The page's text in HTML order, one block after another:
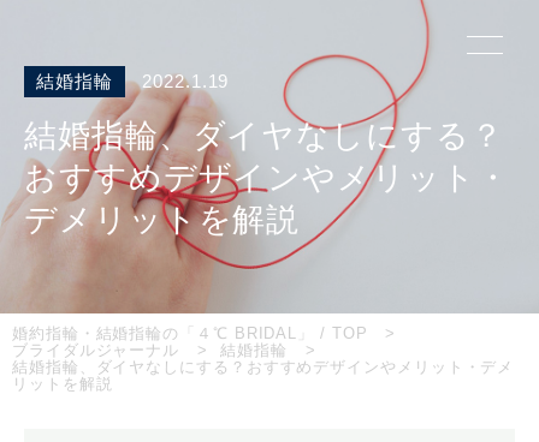
結婚指輪 2022.1.19
結婚指輪、ダイヤなしにする？
おすすめデザインやメリット・
デメリットを解説
婚約指輪・結婚指輪の「４℃ BRIDAL」 / TOP
ブライダルジャーナル
結婚指輪
結婚指輪、ダイヤなしにする？おすすめデザインやメリット・デメ
リットを解説